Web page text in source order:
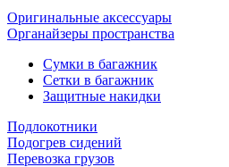
Оригинальные аксессуары
Органайзеры пространства
Сумки в багажник
Сетки в багажник
Защитные накидки
Подлокотники
Подогрев сидений
Перевозка грузов